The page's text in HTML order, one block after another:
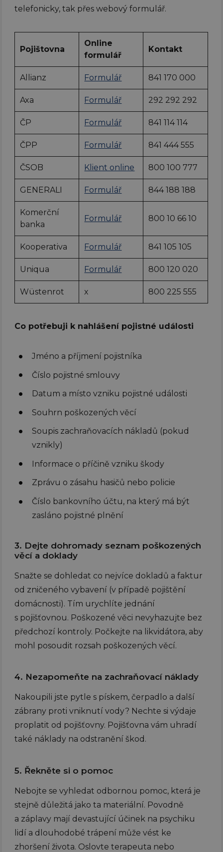
telefonicky, tak přes webový formulář.
Pojištovna
Online
formulář
Kontakt
Allianz Formulář 841 170 000
Axa Formulář 292 292 292
ČP Formulář 841 114 114
ČPP Formulář 841 444 555
ČSOB Klient online 800 100 777
GENERALI Formulář 844 188 188
Komerční
banka
Formulář 800 10 66 10
Kooperativa Formulář 841 105 105
Uniqua Formulář 800 120 020
Wüstenrot x 800 225 555
Co potřebuji k nahlášení pojistné události
Jméno a příjmení pojistníka
Číslo pojistné smlouvy
Datum a místo vzniku pojistné události
Souhrn poškozených věcí
Soupis zachraňovacích nákladů (pokud
vznikly)
Informace o příčině vzniku škody
Zprávu o zásahu hasičů nebo policie
Číslo bankovního účtu, na který má být
zasláno pojistné plnění
3. Dejte dohromady seznam poškozených
věcí a doklady
Snažte se dohledat co nejvíce dokladů a faktur
od zničeného vybavení (v případě pojištění
domácnosti). Tím urychlíte jednání
s pojišťovnou. Poškozené věci nevyhazujte bez
předchozí kontroly. Počkejte na likvidátora, aby
mohl posoudit rozsah poškozených věcí.
4. Nezapomeňte na zachraňovací náklady
Nakoupili jste pytle s pískem, čerpadlo a další
zábrany proti vniknutí vody? Nechte si výdaje
proplatit od pojišťovny. Pojišťovna vám uhradí
také náklady na odstranění škod.
5. Řekněte si o pomoc
Nebojte se vyhledat odbornou pomoc, která je
stejně důležitá jako ta materiální. Povodně
a záplavy mají devastující účinek na psychiku
lidí a dlouhodobé trápení může vést ke
zhoršení života. Oslovte terapeuta nebo